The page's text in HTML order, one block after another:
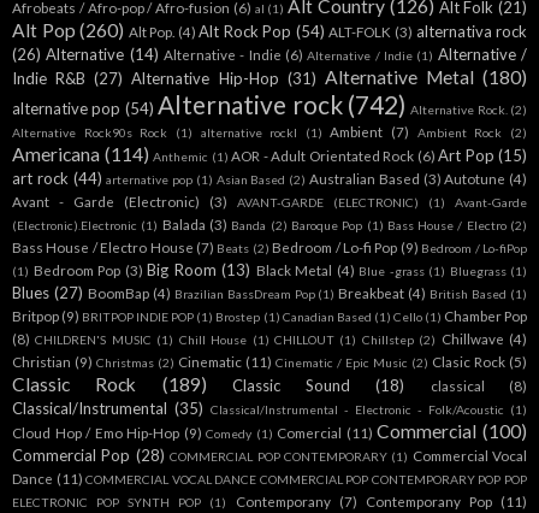
Afrobeats / Afro-pop / Afro-fusion (6) al (1) Alt Country (126) Alt Folk (21)
Alt Pop (260) Alt Pop. (4) Alt Rock Pop (54) ALT-FOLK (3) alternativa rock
(26) Alternative (14) Alternative - Indie (6) Alternative / Indie (1) Alternative /
Indie R&B (27) Alternative Hip-Hop (31) Alternative Metal (180)
alternative pop (54) Alternative rock (742) Alternative Rock. (2)
Alternative Rock90s Rock
(1) alternative rockl (1) Ambient (7) Ambient Rock (2)
Americana (114) Anthemic (1) AOR - Adult Orientated Rock (6) Art Pop (15)
art rock (44) arternative pop (1) Asian Based (2) Australian Based (3) Autotune (4)
Avant - Garde (Electronic)
(3) AVANT-GARDE (ELECTRONIC) (1)
Avant-Garde
(Electronic).Electronic (1) Balada (3) Banda (2) Baroque Pop (1) Bass House / Electro (2)
Bass House / Electro House (7) Beats (2) Bedroom / Lo-fi Pop (9) Bedroom / Lo-fiPop
(1) Bedroom Pop (3) Big Room (13) Black Metal (4) Blue -grass (1) Bluegrass (1)
Blues (27) BoomBap (4) Brazilian BassDream Pop (1) Breakbeat (4) British Based (1)
Britpop (9) BRITPOP INDIE POP (1) Brostep (1) Canadian Based (1) Cello (1) Chamber Pop
(8) CHILDREN'S MUSIC (1) Chill House (1) CHILLOUT (1) Chillstep (2) Chillwave (4)
Christian (9) Christmas (2) Cinematic (11) Cinematic / Epic Music (2) Clasic Rock (5)
Classic Rock (189) Classic Sound (18) classical (8)
Classical/Instrumental (35) Classical/Instrumental - Electronic - Folk/Acoustic (1)
Cloud Hop / Emo Hip-Hop (9) Comedy (1) Comercial (11) Commercial (100)
Commercial Pop (28) COMMERCIAL POP CONTEMPORARY (1) Commercial Vocal
Dance (11) COMMERCIAL VOCAL DANCE COMMERCIAL POP CONTEMPORARY POP POP
ELECTRONIC POP SYNTH POP
(1) Contemporany (7) Contemporany Pop (11)